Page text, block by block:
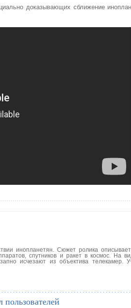
доказывающих сближение
инопланетян. Сюжет ролика
спутников и ракет в космос. На
исчезают из объектива телекамер.